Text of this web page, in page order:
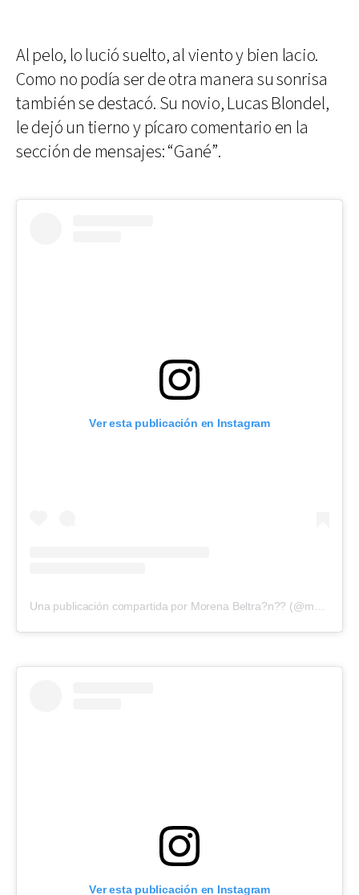
Al pelo, lo lució suelto, al viento y bien lacio.
Como no podía ser de otra manera su sonrisa
también se destacó. Su novio, Lucas Blondel,
le dejó un tierno y pícaro comentario en la
sección de mensajes: “Gané”.
Ver esta publicación en Instagram
Ver esta publicación en Instagram